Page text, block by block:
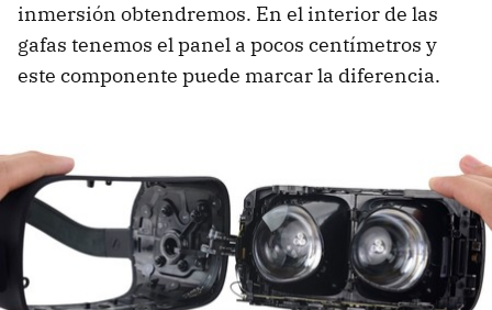
inmersión obtendremos. En el interior de las
gafas tenemos el panel a pocos centímetros y
este componente puede marcar la diferencia.